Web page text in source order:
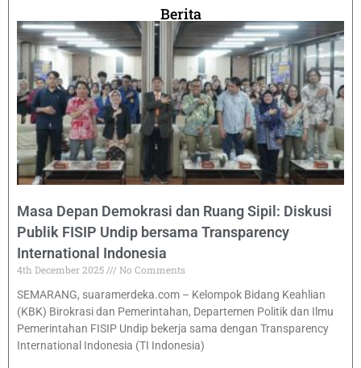
Berita
Masa Depan Demokrasi dan Ruang Sipil: Diskusi
Publik FISIP Undip bersama Transparency
International Indonesia
4th December 2025
No Comments
SEMARANG, suaramerdeka.com – Kelompok Bidang Keahlian
(KBK) Birokrasi dan Pemerintahan, Departemen Politik dan Ilmu
Pemerintahan FISIP Undip bekerja sama dengan Transparency
International Indonesia (TI Indonesia)